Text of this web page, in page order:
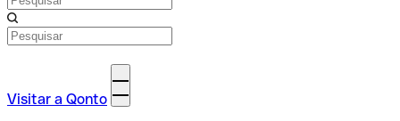
Visitar a Qonto